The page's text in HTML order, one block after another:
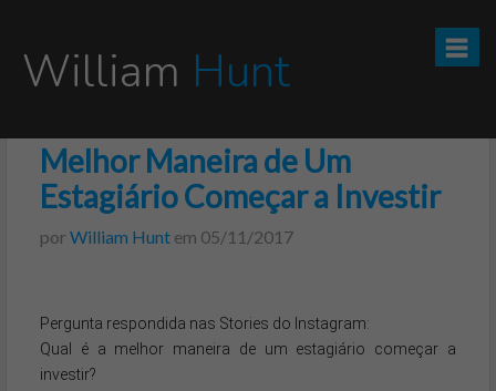
William Hunt
CURSO TESOURO DIRETO PRO
CURSO SEGREDOS DOS INVESTIMENTOS PARA INICIANTES
INFOGRÁFICOS
POSTS
Melhor Maneira de Um
Estagiário Começar a Investir
por William Hunt em 05/11/2017
Pergunta respondida nas Stories do Instagram:
Qual é a melhor maneira de um estagiário começar a
investir?